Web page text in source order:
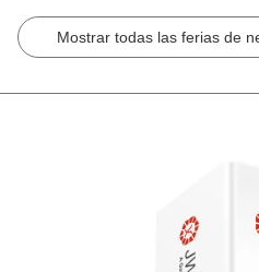
Mostrar todas las ferias de